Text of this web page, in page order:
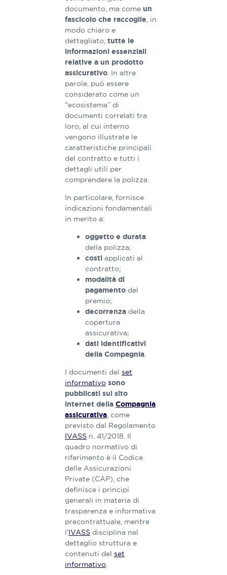
documento, ma come un
fascicolo che raccoglie, in
modo chiaro e
dettagliato,tutte le
informazioni essenziali
relative a un prodotto
assicurativo. In altre
parole, può essere
considerato come un
“ecosistema” di
documenti correlati tra
loro, al cui interno
vengono illustrate le
caratteristiche principali
del contratto e tutti i
dettagli utili per
comprendere la polizza.
In particolare, fornisce
indicazioni fondamentali
in merito a:
oggetto e durata
della polizza;
costi applicati al
contratto;
modalità di
pagamento del
premio;
decorrenza della
copertura
assicurativa;
dati identificativi
della Compagnia.
I documenti delset
informativo sono
pubblicati sul sito
internet dellaCompagnia
assicurativa, come
previsto dal Regolamento
IVASS n. 41/2018. Il
quadro normativo di
riferimento è il Codice
delle Assicurazioni
Private (CAP), che
definisce i principi
generali in materia di
trasparenza e informativa
precontrattuale, mentre
l’IVASS disciplina nel
dettaglio struttura e
contenuti delset
informativo.